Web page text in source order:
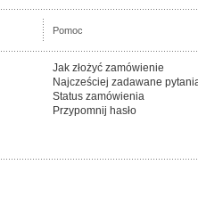
Pomoc
Jak złożyć zamówienie
Najcześciej zadawane
Status zamówienia
Przypomnij hasło